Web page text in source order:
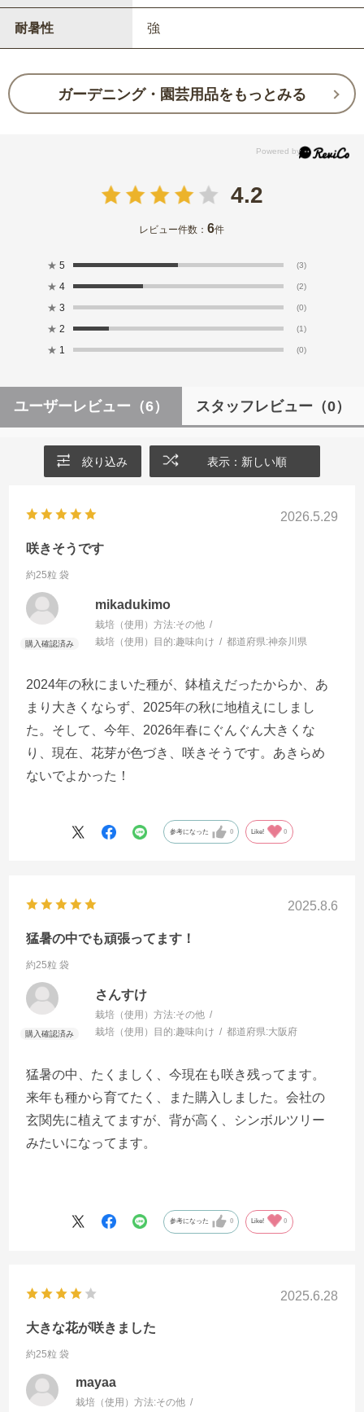
耐暑性 強
ガーデニング・園芸用品をもっとみる
4.2
レビュー件数：6件
★ 5 (3)
★ 4 (2)
★ 3 (0)
★ 2 (1)
★ 1 (0)
ユーザーレビュー （6） スタッフレビュー （0）
絞り込み 表示：新しい順
2026.5.29
咲きそうです
約25粒 袋
mikadukimo
栽培（使用）方法:その他
栽培（使用）目的:趣味向け 都道府県:神奈川県
2024年の秋にまいた種が、鉢植えだったからか、あ
まり大きくならず、2025年の秋に地植えにしまし
た。そして、今年、2026年春にぐんぐん大きくな
り、現在、花芽が色づき、咲きそうです。あきらめ
ないでよかった！
参考になった 0 Like! 0
2025.8.6
猛暑の中でも頑張ってます！
約25粒 袋
さんすけ
栽培（使用）方法:その他
栽培（使用）目的:趣味向け 都道府県:大阪府
猛暑の中、たくましく、今現在も咲き残ってます。
来年も種から育てたく、また購入しました。会社の
玄関先に植えてますが、背が高く、シンボルツリー
みたいになってます。
参考になった 0 Like! 0
2025.6.28
大きな花が咲きました
約25粒 袋
mayaa
栽培（使用）方法:その他